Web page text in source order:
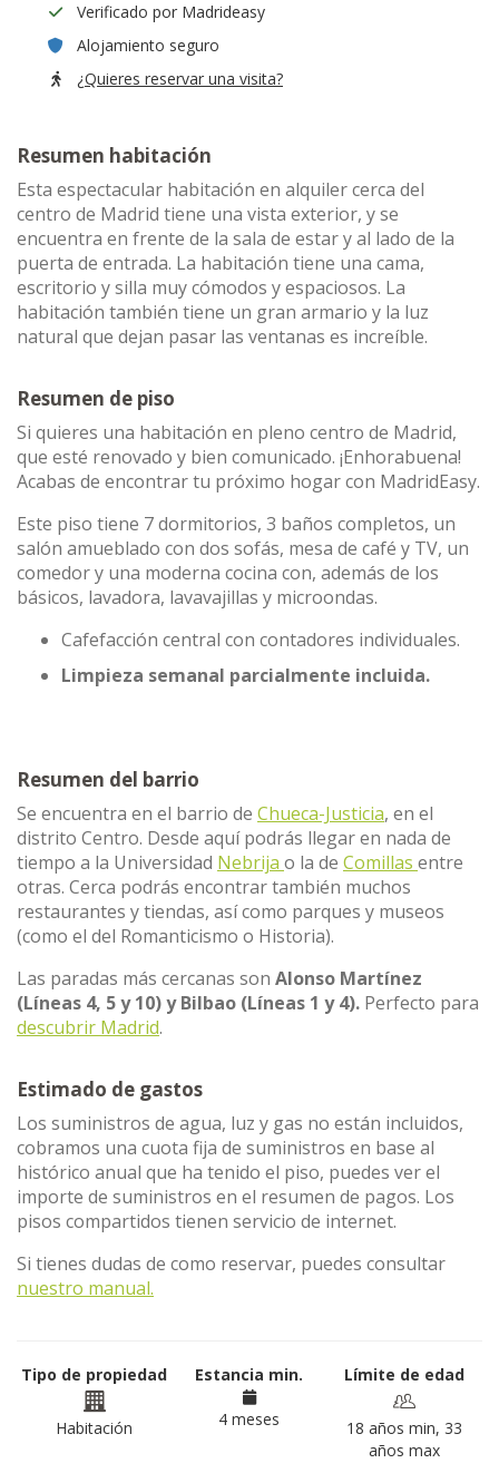
Verificado por Madrideasy
Alojamiento seguro
¿Quieres reservar una visita?
Resumen habitación
Esta espectacular habitación en alquiler cerca del
centro de Madrid tiene una vista exterior, y se
encuentra en frente de la sala de estar y al lado de la
puerta de entrada. La habitación tiene una cama,
escritorio y silla muy cómodos y espaciosos. La
habitación también tiene un gran armario y la luz
natural que dejan pasar las ventanas es increíble.
Resumen de piso
Si quieres una habitación en pleno centro de Madrid,
que esté renovado y bien comunicado. ¡Enhorabuena!
Acabas de encontrar tu próximo hogar con MadridEasy.
Este piso tiene 7 dormitorios, 3 baños completos, un
salón amueblado con dos sofás, mesa de café y TV, un
comedor y una moderna cocina con, además de los
básicos, lavadora, lavavajillas y microondas.
Cafefacción central con contadores individuales.
Limpieza semanal parcialmente incluida.
Resumen del barrio
Se encuentra en el barrio de Chueca-Justicia, en el
distrito Centro. Desde aquí podrás llegar en nada de
tiempo a la Universidad Nebrija o la de Comillas entre
otras. Cerca podrás encontrar también muchos
restaurantes y tiendas, así como parques y museos
(como el del Romanticismo o Historia).
Las paradas más cercanas son Alonso Martínez
(Líneas 4, 5 y 10) y Bilbao (Líneas 1 y 4). Perfecto para
descubrir Madrid.
Estimado de gastos
Los suministros de agua, luz y gas no están incluidos,
cobramos una cuota fija de suministros en base al
histórico anual que ha tenido el piso, puedes ver el
importe de suministros en el resumen de pagos. Los
pisos compartidos tienen servicio de internet.
Si tienes dudas de como reservar, puedes consultar
nuestro manual.
Tipo de propiedad
Habitación
Estancia min.
4 meses
Límite de edad
18 años min, 33
años max